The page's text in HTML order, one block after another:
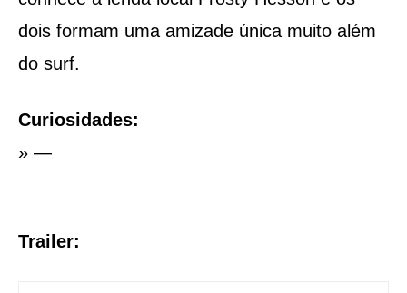
dois formam uma amizade única muito além
do surf.
Curiosidades:
» —
Trailer: